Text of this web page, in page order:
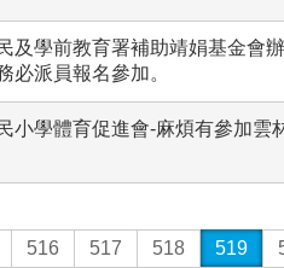
及學前教育署補助靖娟基金會
必派員報名參加。
小學體育促進會-麻煩有參加
516 517 518 519